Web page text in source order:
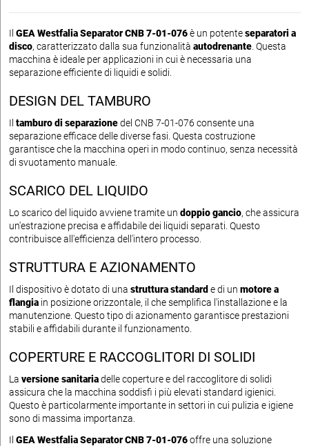
Il GEA Westfalia Separator CNB 7-01-076è un potenteseparatori a
disco, caratterizzato dalla sua funzionalità autodrenante . Questa
macchina è ideale per applicazioni in cui è necessaria una
separazione efficiente di liquidi e solidi.
DESIGN DEL TAMBURO
Il tamburo di separazionedel CNB 7-01-076 consente una
separazione efficace delle diverse fasi. Questa costruzione
garantisce che la macchina operi in modo continuo, senza necessità
di svuotamento manuale.
SCARICO DEL LIQUIDO
Lo scarico del liquido avviene tramite un doppio gancio, che assicura
un'estrazione precisa e affidabile dei liquidi separati. Questo
contribuisce all'efficienza dell'intero processo.
STRUTTURA E AZIONAMENTO
Il dispositivo è dotato di una struttura standard e di un motore a
flangia in posizione orizzontale, il che semplifica l'installazione e la
manutenzione. Questo tipo di azionamento garantisce prestazioni
stabili e affidabili durante il funzionamento.
COPERTURE E RACCOGLITORI DI SOLIDI
La versione sanitariadelle coperture e del raccoglitore di solidi
assicura che la macchina soddisfi i più elevati standard igienici.
Questo è particolarmente importante in settori in cui pulizia e igiene
sono di massima importanza.
Il GEA Westfalia Separator CNB 7-01-076offre una soluzione